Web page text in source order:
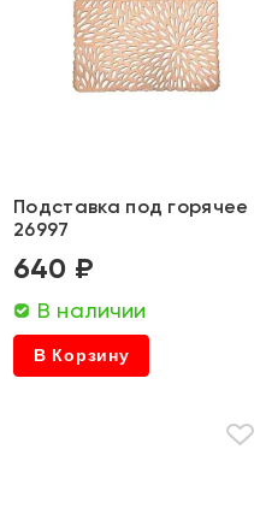
Подставка под горячее
26997
640 ₽
В наличии
В Корзину